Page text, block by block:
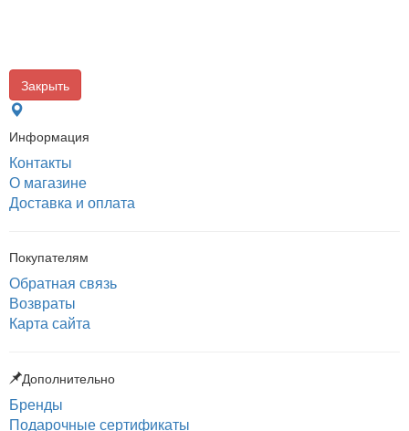
Закрыть
Информация
Контакты
О магазине
Доставка и оплата
Покупателям
Обратная связь
Возвраты
Карта сайта
Дополнительно
Бренды
Подарочные сертификаты